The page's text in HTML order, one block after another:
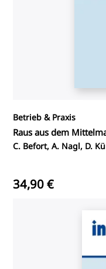
Betrieb & Praxis
Raus aus dem
C. Befort, A. Nagl, D.
34,90 €